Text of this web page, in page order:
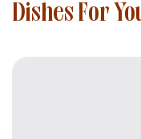
Dishes For